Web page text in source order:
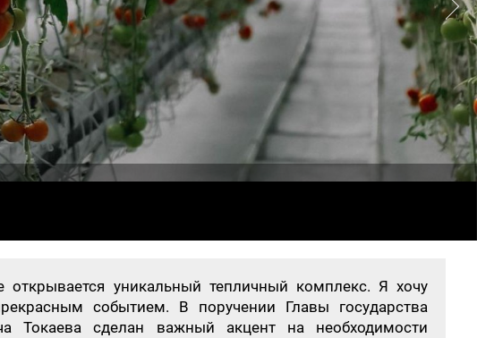
уникальный тепличный комплекс. Я хочу
событием. В поручении Главы государства
Токаева сделан важный акцент на необходимости